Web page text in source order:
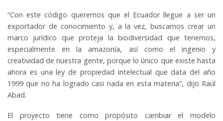
“Con este código queremos que el Ecuador llegue a ser un
exportador de conocimiento y, a la vez, buscamos crear un
marco jurídico que proteja la biodiversidad que tenemos,
especialmente en la amazonía, así como el ingenio y
creatividad de nuestra gente, porque lo único que existe hasta
ahora es una ley de propiedad intelectual que data del año
1999 que no ha logrado casi nada en esta materia”, dijo Raúl
Abad.
El proyecto tiene como propósito cambiar el modelo